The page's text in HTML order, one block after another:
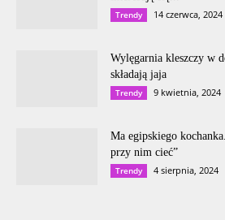
Trendy 14 czerwca, 2024
Wylęgarnia kleszczy w
składają jaja
Trendy 9 kwietnia, 2024
Ma egipskiego
przy nim cieć”
Trendy 4 sierpnia, 2024